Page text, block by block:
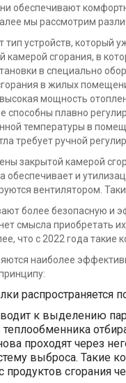
обеспечивают
мы рассмотрим
тип устройств, который
камерой сгорания, в
в специально
в жилых
мощность
способны плавно
температуры в
требует ручной
закрытой камерой
обеспечивает и
вентилятором.
более безопасную и
смысла приобретать
что с 2022 года такие
наиболее
к выделению
проходят через
выброса. Такие
сгорания